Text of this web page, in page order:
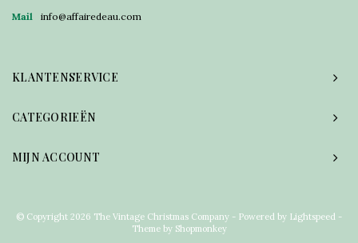
Mail
info@affairedeau.com
KLANTENSERVICE
CATEGORIEËN
MIJN ACCOUNT
© Copyright 2026 The Vintage Christmas Company - Powered by Lightspeed -
Theme by Shopmonkey